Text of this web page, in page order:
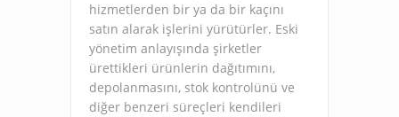
hizmetlerden bir ya da bir kaçını
satın alarak işlerini yürütürler. Eski
yönetim anlayışında şirketler
ürettikleri ürünlerin dağıtımını,
depolanmasını, stok kontrolünü ve
diğer benzeri süreçleri kendileri